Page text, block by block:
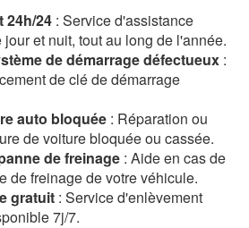
24h/24 : Service d'assistance
et nuit, tout au long de l'année.
de démarrage défectueux :
de clé de démarrage
auto bloquée : Réparation ou
de voiture bloquée ou cassée.
de freinage : Aide en cas de
de freinage de votre véhicule.
gratuit : Service d'enlèvement
7j/7.